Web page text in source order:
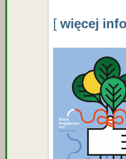
[ więcej